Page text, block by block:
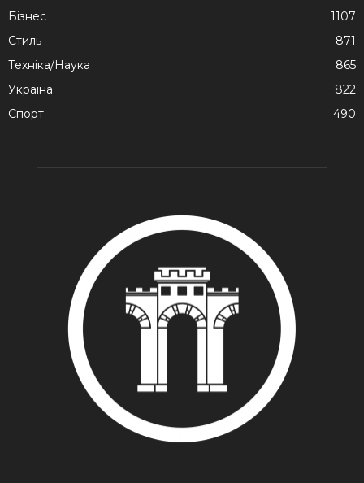
Бізнес
1107
Стиль
871
Техніка/Наука
865
Україна
822
Спорт
490